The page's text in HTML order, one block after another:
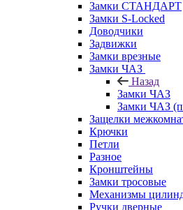
Замки СТАНДАРТ
Замки S-Locked
Доводчики
Задвижки
Замки врезные
Замки ЧАЗ
Назад
Замки ЧАЗ
Замки ЧАЗ
Защелки
Крючки
Петли
Разное
Кронштейны
Замки тросовые
Механизмы
Ручки дверные